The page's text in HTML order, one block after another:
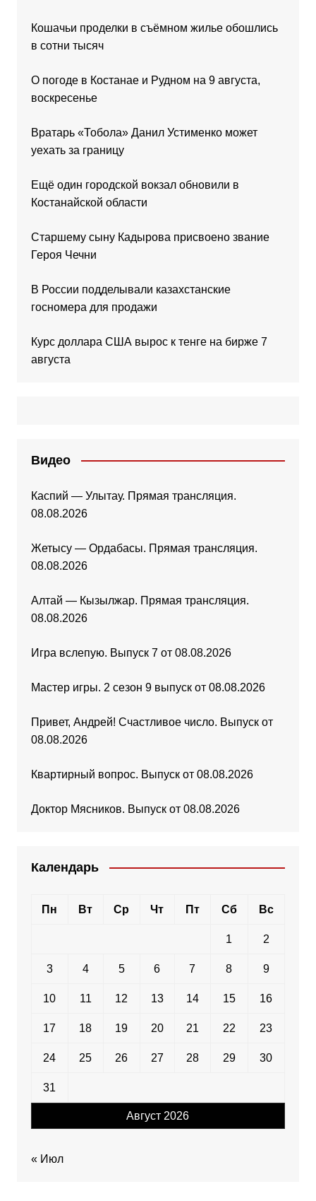
Кошачьи проделки в съёмном жилье обошлись
в сотни тысяч
О погоде в Костанае и Рудном на 9 августа,
воскресенье
Вратарь «Тобола» Данил Устименко может
уехать за границу
Ещё один городской вокзал обновили в
Костанайской области
Старшему сыну Кадырова присвоено звание
Героя Чечни
В России подделывали казахстанские
госномера для продажи
Курс доллара США вырос к тенге на бирже 7
августа
Видео
Каспий — Улытау. Прямая трансляция.
08.08.2026
Жетысу — Ордабасы. Прямая трансляция.
08.08.2026
Алтай — Кызылжар. Прямая трансляция.
08.08.2026
Игра вслепую. Выпуск 7 от 08.08.2026
Мастер игры. 2 сезон 9 выпуск от 08.08.2026
Привет, Андрей! Счастливое число. Выпуск от
08.08.2026
Квартирный вопрос. Выпуск от 08.08.2026
Доктор Мясников. Выпуск от 08.08.2026
Календарь
Август 2026
Пн Вт Ср Чт Пт Сб Вс
1 2
3 4 5 6 7 8 9
10 11 12 13 14 15 16
17 18 19 20 21 22 23
24 25 26 27 28 29 30
31
« Июл